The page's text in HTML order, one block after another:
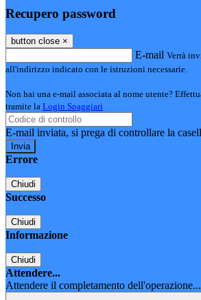
Recupero password
button close ×
E-mail Verrà
all'indirizzo indicato con le istruzioni necessarie.
Non hai una e-mail associata al nome utente?
tramite la Login Spaggiari
E-mail inviata, si prega di controllare la
Errore
Chiudi
Successo
Chiudi
Informazione
Chiudi
Attendere...
Attendere il completamento dell'operazione...